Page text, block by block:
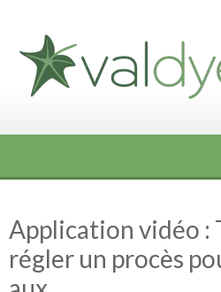
content
Application vidéo
régler un procès